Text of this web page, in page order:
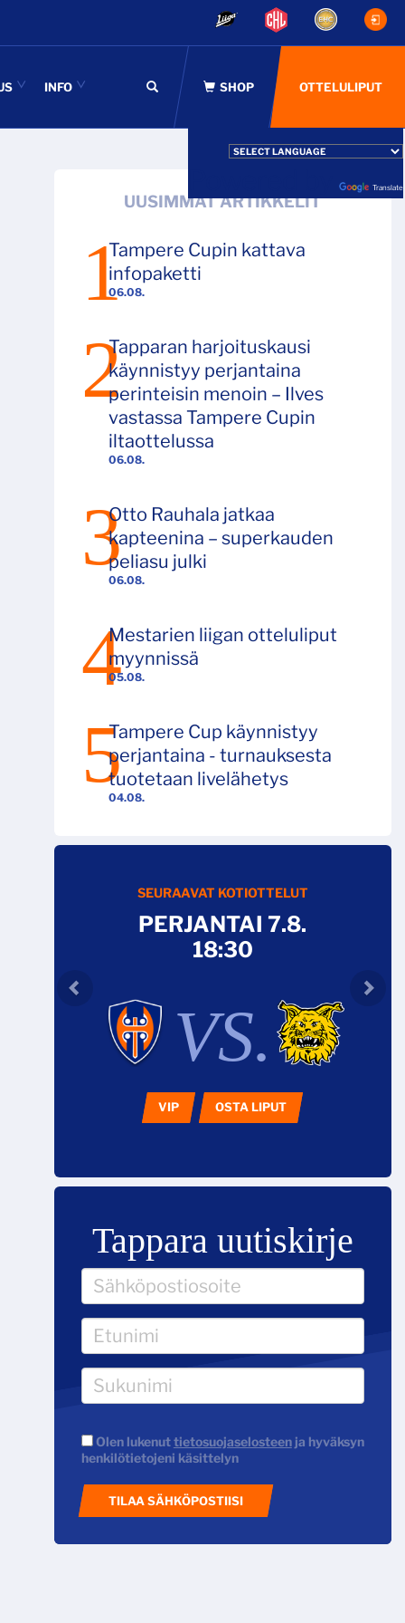
OTTELULIPUT
Translate
INFO
UUSIMMAT ARTIKKELIT
06.08.
Tampere Cupin kattava
infopaketti
06.08.
Tapparan harjoituskausi
käynnistyy perjantaina
perinteisin menoin – Ilves
vastassa Tampere Cupin
iltaottelussa
06.08.
Otto Rauhala jatkaa
kapteenina – superkauden
peliasu julki
05.08.
Mestarien liigan otteluliput
myynnissä
04.08.
Tampere Cup käynnistyy
perjantaina - turnauksesta
tuotetaan livelähetys
SEURAAVAT KOTIOTTELUT
PERJANTAI 7.8.
18:30
VS.
VIP OSTA LIPUT
Tappara uutiskirje
Olen lukenuttietosuojaselosteenja hyväksyn
henkilötietojeni käsittelyn
TILAA SÄHKÖPOSTIISI